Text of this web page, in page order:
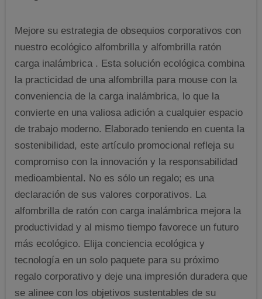
Mejore su estrategia de obsequios corporativos con
nuestro ecológico alfombrilla y alfombrilla ratón
carga inalámbrica . Esta solución ecológica combina
la practicidad de una alfombrilla para mouse con la
conveniencia de la carga inalámbrica, lo que la
convierte en una valiosa adición a cualquier espacio
de trabajo moderno. Elaborado teniendo en cuenta la
sostenibilidad, este artículo promocional refleja su
compromiso con la innovación y la responsabilidad
medioambiental. No es sólo un regalo; es una
declaración de sus valores corporativos. La
alfombrilla de ratón con carga inalámbrica mejora la
productividad y al mismo tiempo favorece un futuro
más ecológico. Elija conciencia ecológica y
tecnología en un solo paquete para su próximo
regalo corporativo y deje una impresión duradera que
se alinee con los objetivos sustentables de su